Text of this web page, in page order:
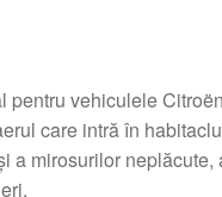
pentru vehiculele
care intră în
a mirosurilor neplăcute,